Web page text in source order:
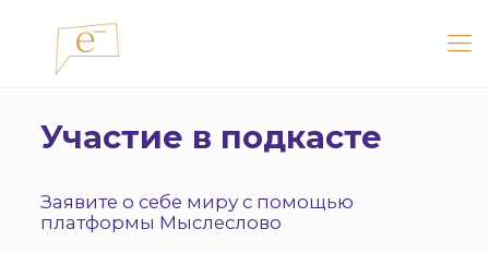
Участие в подкасте
Заявите о себе миру с помощью
платформы Мыслеслово